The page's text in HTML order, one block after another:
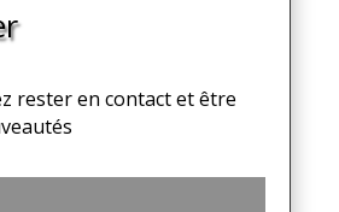
rester en contact et être